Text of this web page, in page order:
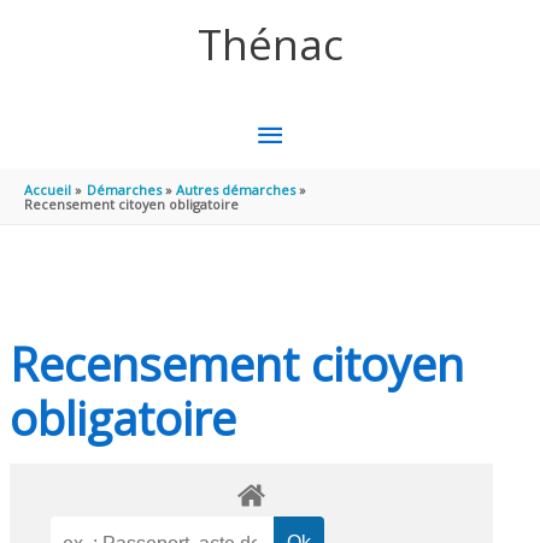
Thénac
MENU
PRINCIPAL
Accueil Démarches
Autres démarches
Recensement citoyen obligatoire
Recensement citoyen
obligatoire